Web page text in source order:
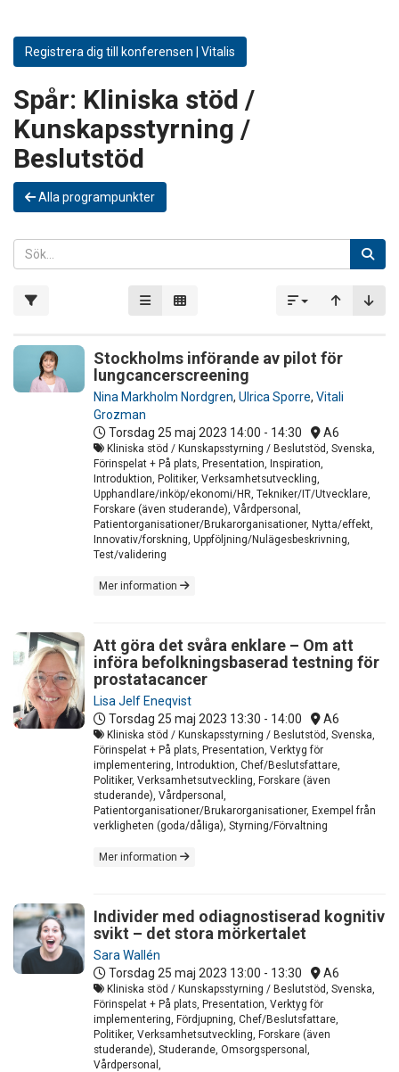
Registrera dig till konferensen | Vitalis
Spår: Kliniska stöd /
Kunskapsstyrning /
Beslutstöd
Alla programpunkter
Stockholms införande av pilot för
lungcancerscreening
Nina Markholm Nordgren, Ulrica Sporre, Vitali
Grozman
Torsdag 25 maj 2023 14:00 - 14:30 A6
Kliniska stöd / Kunskapsstyrning / Beslutstöd, Svenska,
Förinspelat + På plats, Presentation, Inspiration,
Introduktion, Politiker, Verksamhetsutveckling,
Upphandlare/inköp/ekonomi/HR, Tekniker/IT/Utvecklare,
Forskare (även studerande), Vårdpersonal,
Patientorganisationer/Brukarorganisationer, Nytta/effekt,
Innovativ/forskning, Uppföljning/Nulägesbeskrivning,
Test/validering
Mer information
Att göra det svåra enklare – Om att
införa befolkningsbaserad testning för
prostatacancer
Lisa Jelf Eneqvist
Torsdag 25 maj 2023 13:30 - 14:00 A6
Kliniska stöd / Kunskapsstyrning / Beslutstöd, Svenska,
Förinspelat + På plats, Presentation, Verktyg för
implementering, Introduktion, Chef/Beslutsfattare,
Politiker, Verksamhetsutveckling, Forskare (även
studerande), Vårdpersonal,
Patientorganisationer/Brukarorganisationer, Exempel från
verkligheten (goda/dåliga), Styrning/Förvaltning
Mer information
Individer med odiagnostiserad kognitiv
svikt – det stora mörkertalet
Sara Wallén
Torsdag 25 maj 2023 13:00 - 13:30 A6
Kliniska stöd / Kunskapsstyrning / Beslutstöd, Svenska,
Förinspelat + På plats, Presentation, Verktyg för
implementering, Fördjupning, Chef/Beslutsfattare,
Politiker, Verksamhetsutveckling, Forskare (även
studerande), Studerande, Omsorgspersonal,
Vårdpersonal,